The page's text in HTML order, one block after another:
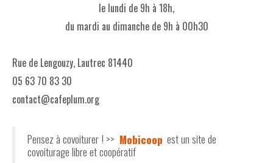
le lundi de 9h à 18h,
du mardi au dimanche de 9h à 00h30
Rue de Lengouzy, Lautrec 81440
05 63 70 83 30
contact@cafeplum.org
Pensez à covoiturer ! >> Mobicoop est un site de
covoiturage libre et coopératif